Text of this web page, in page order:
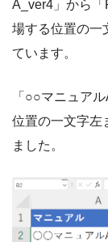
A_ver4」から「
場する位置の一
ています。
「○○マニュア
位置の一文字左
ました。